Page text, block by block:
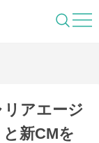
らすメディ
アエージ
新CMを